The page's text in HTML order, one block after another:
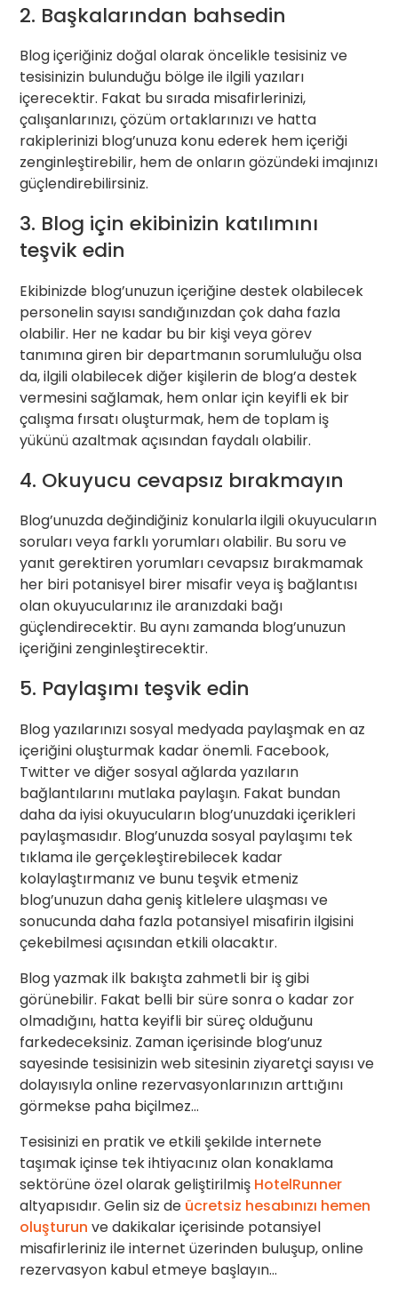
2. Başkalarından bahsedin
Blog içeriğiniz doğal olarak öncelikle tesisiniz ve
tesisinizin bulunduğu bölge ile ilgili yazıları
içerecektir. Fakat bu sırada misafirlerinizi,
çalışanlarınızı, çözüm ortaklarınızı ve hatta
rakiplerinizi blog’unuza konu ederek hem içeriği
zenginleştirebilir, hem de onların gözündeki imajınızı
güçlendirebilirsiniz.
3. Blog için ekibinizin katılımını
teşvik edin
Ekibinizde blog’unuzun içeriğine destek olabilecek
personelin sayısı sandığınızdan çok daha fazla
olabilir. Her ne kadar bu bir kişi veya görev
tanımına giren bir departmanın sorumluluğu olsa
da, ilgili olabilecek diğer kişilerin de blog’a destek
vermesini sağlamak, hem onlar için keyifli ek bir
çalışma fırsatı oluşturmak, hem de toplam iş
yükünü azaltmak açısından faydalı olabilir.
4. Okuyucu cevapsız bırakmayın
Blog’unuzda değindiğiniz konularla ilgili okuyucuların
soruları veya farklı yorumları olabilir. Bu soru ve
yanıt gerektiren yorumları cevapsız bırakmamak
her biri potanisyel birer misafir veya iş bağlantısı
olan okuyucularınız ile aranızdaki bağı
güçlendirecektir. Bu aynı zamanda blog’unuzun
içeriğini zenginleştirecektir.
5. Paylaşımı teşvik edin
Blog yazılarınızı sosyal medyada paylaşmak en az
içeriğini oluşturmak kadar önemli. Facebook,
Twitter ve diğer sosyal ağlarda yazıların
bağlantılarını mutlaka paylaşın. Fakat bundan
daha da iyisi okuyucuların blog’unuzdaki içerikleri
paylaşmasıdır. Blog’unuzda sosyal paylaşımı tek
tıklama ile gerçekleştirebilecek kadar
kolaylaştırmanız ve bunu teşvik etmeniz
blog’unuzun daha geniş kitlelere ulaşması ve
sonucunda daha fazla potansiyel misafirin ilgisini
çekebilmesi açısından etkili olacaktır.
Blog yazmak ilk bakışta zahmetli bir iş gibi
görünebilir. Fakat belli bir süre sonra o kadar zor
olmadığını, hatta keyifli bir süreç olduğunu
farkedeceksiniz. Zaman içerisinde blog’unuz
sayesinde tesisinizin web sitesinin ziyaretçi sayısı ve
dolayısıyla online rezervasyonlarınızın arttığını
görmekse paha biçilmez…
Tesisinizi en pratik ve etkili şekilde internete
taşımak içinse tek ihtiyacınız olan konaklama
sektörüne özel olarak geliştirilmiş HotelRunner
altyapısıdır. Gelin siz de ücretsiz hesabınızı hemen
oluşturun ve dakikalar içerisinde potansiyel
misafirleriniz ile internet üzerinden buluşup, online
rezervasyon kabul etmeye başlayın…